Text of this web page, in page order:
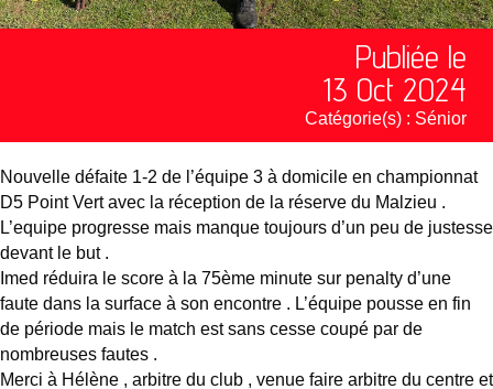
Publiée le
13 Oct 2024
Catégorie(s) : Sénior
Nouvelle défaite 1-2 de l’équipe 3 à domicile en championnat
D5 Point Vert avec la réception de la réserve du Malzieu .
L’equipe progresse mais manque toujours d’un peu de justesse
devant le but .
Imed réduira le score à la 75ème minute sur penalty d’une
faute dans la surface à son encontre . L’équipe pousse en fin
de période mais le match est sans cesse coupé par de
nombreuses fautes .
Merci à Hélène , arbitre du club , venue faire arbitre du centre et